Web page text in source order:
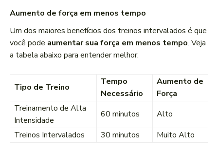
Aumento de força em menos tempo
Um dos maiores benefícios dos treinos intervalados é que
você pode aumentar sua força em menos tempo. Veja
a tabela abaixo para entender melhor:
Tipo de Treino
Tempo
Necessário
Aumento de
Força
Treinamento de Alta
Intensidade
60 minutos
Alto
Treinos Intervalados
30 minutos Muito Alto